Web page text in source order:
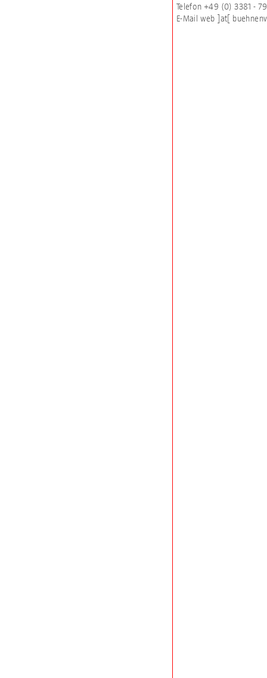
Telefon +49 (0) 3381 -
E-Mail web ]at[